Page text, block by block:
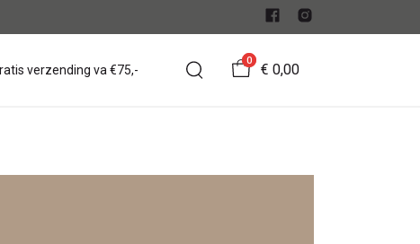
verzending va €75,-
0
€ 0,00